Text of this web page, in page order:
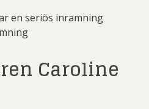
en seriös inramning
Caroline